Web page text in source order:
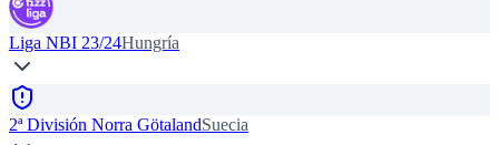
Liga NBI 23/24Hungría
2ª División Norra GötalandSuecia